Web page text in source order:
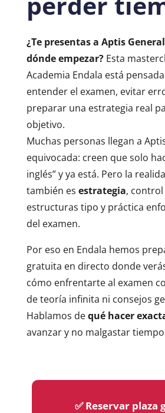
¿Te presentas a Aptis
dónde empezar?Esta
Academia Endala está
entender el examen, evitar
preparar una estrategia real
objetivo.
Muchas personas llegan a
equivocada: creen que solo
inglés” y ya está. Pero la
también es estrategia,
estructuras tipo y práctica
del examen.
Por eso en Endala hemos
gratuita en directo donde
cómo enfrentarte al examen
de teoría infinita ni consejos
Hablamos dequé hacer
avanzar y no malgastar
✅ Reservar plaza